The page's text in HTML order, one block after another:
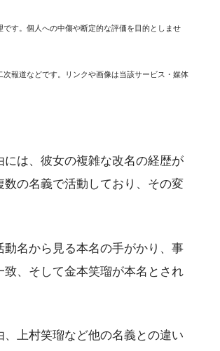
す。個人への中傷や断定的な評価を目的としませ
報道などです。リンクや画像は当該サービス・媒体
は、彼女の複雑な改名の経歴が
の名義で活動しており、その変
名から見る本名の手がかり、事
、そして金本笑瑠が本名とされ
上村笑瑠など他の名義との違い